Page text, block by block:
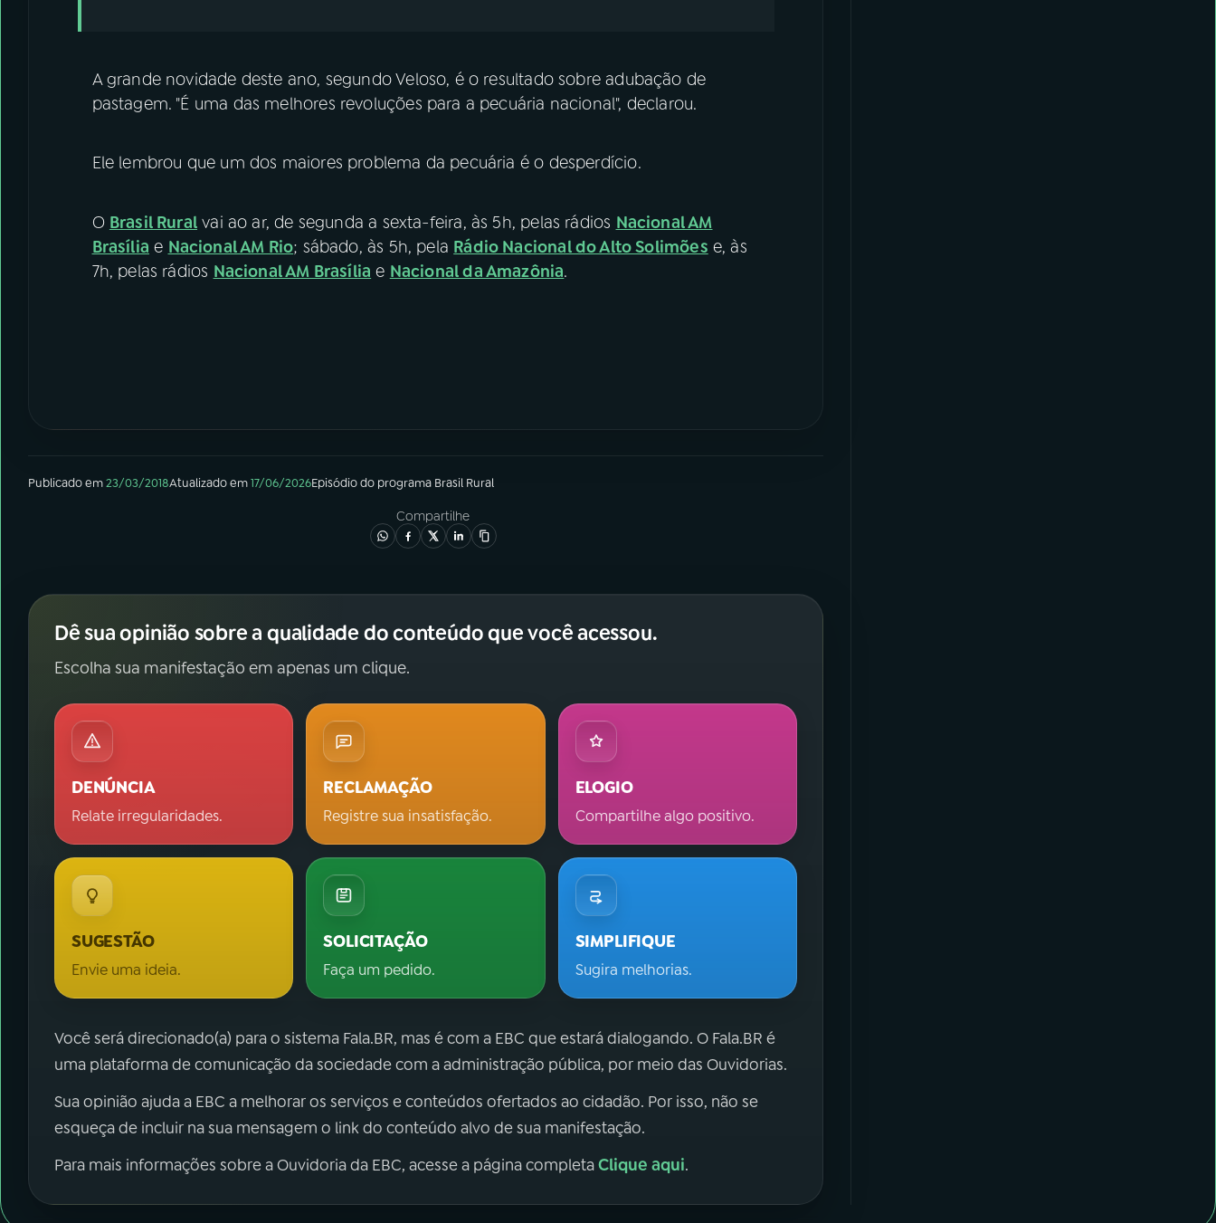
A grande novidade deste ano, segundo Veloso, é o resultado sobre adubação de
pastagem. "É uma das melhores revoluções para a pecuária nacional", declarou.
Ele lembrou que um dos maiores problema da pecuária é o desperdício.
O Brasil Rural vai ao ar, de segunda a sexta-feira, às 5h, pelas rádios Nacional AM
Brasília e Nacional AM Rio; sábado, às 5h, pela Rádio Nacional do Alto Solimões e, às
7h, pelas rádios Nacional AM Brasília e Nacional da Amazônia.
Publicado em23/03/2018Atualizado em17/06/2026Episódiodo programa Brasil Rural
Compartilhe
Dê sua opinião sobre a qualidade do conteúdo que você acessou.
Escolha sua manifestação em apenas um clique.
DENÚNCIA
Relate irregularidades.
RECLAMAÇÃO
Registre sua insatisfação.
ELOGIO
Compartilhe algo positivo.
SUGESTÃO
Envie uma ideia.
SOLICITAÇÃO
Faça um pedido.
SIMPLIFIQUE
Sugira melhorias.
Você será direcionado(a) para o sistema Fala.BR, mas é com a EBC que estará dialogando. O Fala.BR é
uma plataforma de comunicação da sociedade com a administração pública, por meio das Ouvidorias.
Sua opinião ajuda a EBC a melhorar os serviços e conteúdos ofertados ao cidadão. Por isso, não se
esqueça de incluir na sua mensagem o link do conteúdo alvo de sua manifestação.
Para mais informações sobre a Ouvidoria da EBC, acesse a página completaClique aqui.